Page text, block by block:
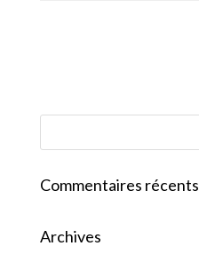
Commentaires récents
Archives